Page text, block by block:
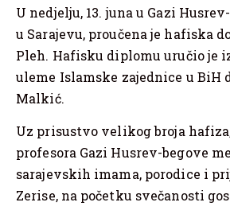
U nedjelju, 13. juna u Gazi
u Sarajevu, proučena je hafiska
Pleh. Hafisku diplomu uručio je
uleme Islamske zajednice u BiH
Malkić.
Uz prisustvo velikog broja
profesora Gazi Husrev-begove
sarajevskih imama, porodice i
Zerise, na početku svečanosti